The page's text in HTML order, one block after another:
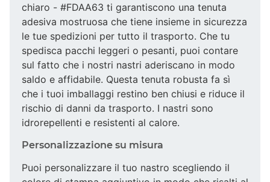
chiaro - #FDAA63 ti garantiscono una tenuta
adesiva mostruosa che tiene insieme in sicurezza
le tue spedizioni per tutto il trasporto. Che tu
spedisca pacchi leggeri o pesanti, puoi contare
sul fatto che i nostri nastri aderiscano in modo
saldo e affidabile. Questa tenuta robusta fa sì
che i tuoi imballaggi restino ben chiusi e riduce il
rischio di danni da trasporto. I nastri sono
idrorepellenti e resistenti al calore.
Personalizzazione su misura
Puoi personalizzare il tuo nastro scegliendo il